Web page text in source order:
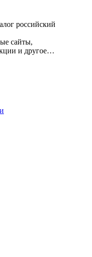
российский
сайты,
и другое…